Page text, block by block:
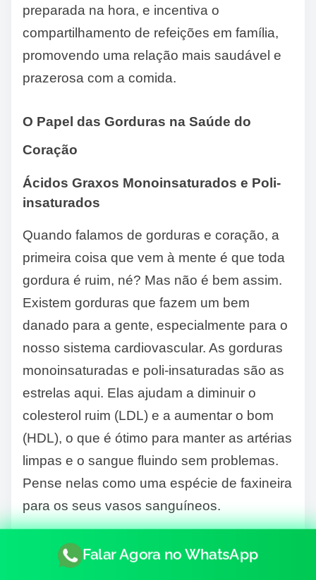
preparada na hora, e incentiva o
compartilhamento de refeições em família,
promovendo uma relação mais saudável e
prazerosa com a comida.
O Papel das Gorduras na Saúde do
Coração
Ácidos Graxos Monoinsaturados e Poli-
insaturados
Quando falamos de gorduras e coração, a
primeira coisa que vem à mente é que toda
gordura é ruim, né? Mas não é bem assim.
Existem gorduras que fazem um bem
danado para a gente, especialmente para o
nosso sistema cardiovascular. As gorduras
monoinsaturadas e poli-insaturadas são as
estrelas aqui. Elas ajudam a diminuir o
colesterol ruim (LDL) e a aumentar o bom
(HDL), o que é ótimo para manter as artérias
limpas e o sangue fluindo sem problemas.
Pense nelas como uma espécie de faxineira
para os seus vasos sanguíneos.
Onde encontrar essas maravilhas? Azeite
de oliva extra virgem, abacate, nozes,
Falar Agora no WhatsApp